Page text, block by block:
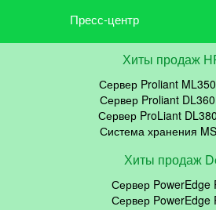
Пресс-центр
Хиты продаж
Сервер Proliant
Сервер Proliant
Сервер ProLiant
Система хранения
Хиты продаж
Сервер PowerEdge
Сервер PowerEdge